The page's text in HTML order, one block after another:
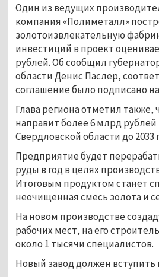
Один из ведущих
компания «Полиметалл»
золотоизвлекательную
инвестиций в проект
рублей. Об сообщил
области Денис Паслер,
соглашение было подписано
Глава региона отметил также,
направит более 6 млрд рублей
Свердловской области до 2033
Предприятие будет
руды в год в целях
Итоговым продуктом станет
неочищенная смесь золота и
На новом производстве
рабочих мест, на его
около 1 тысячи специалистов.
Новый завод должен вступить